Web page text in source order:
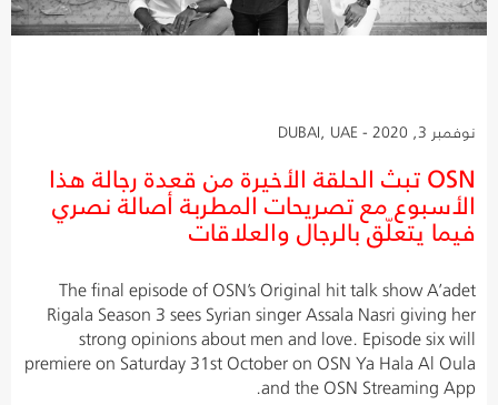
نوفمبر 3, 2020 - DUBAI, UAE
OSN تبث الحلقة الأخيرة من قعدة رجالة هذا
الأسبوع مع تصريحات المطربة أصالة نصري
فيما يتعلّق بالرجال والعلاقات
The final episode of OSN’s Original hit talk show A’adet
Rigala Season 3 sees Syrian singer Assala Nasri giving her
strong opinions about men and love. Episode six will
premiere on Saturday 31st October on OSN Ya Hala Al Oula
and the OSN Streaming App.